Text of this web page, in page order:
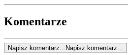
Komentarze
Napisz komentarz... Napisz komentarz...